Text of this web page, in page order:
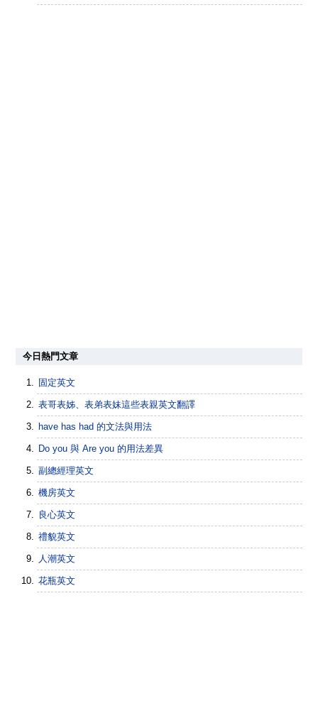
今日熱門文章
固定英文
表哥表姊、表弟表妹這些表親英文翻譯
have has had 的文法與用法
Do you 與 Are you 的用法差異
副總經理英文
機房英文
良心英文
禮貌英文
人潮英文
花瓶英文